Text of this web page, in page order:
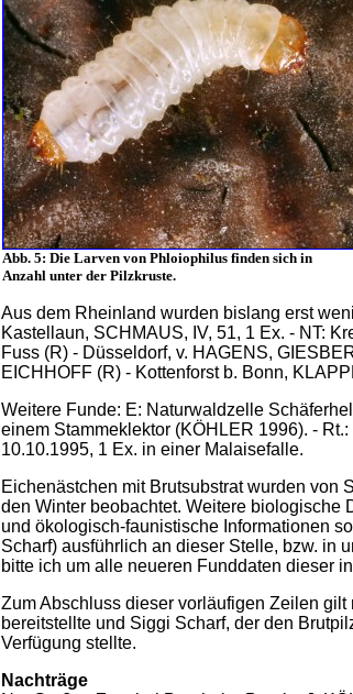
Abb. 5: Die Larven von Phloiophilus finden sich in
Anzahl unter der Pilzkruste.
Aus dem Rheinland wurden bislang erst
Kastellaun, SCHMAUS, IV, 51, 1 Ex. - NT:
Fuss (R) - Düsseldorf, v. HAGENS,
EICHHOFF (R) - Kottenforst b. Bonn,
Weitere Funde: E: Naturwaldzelle
einem Stammeklektor (KÖHLER 1996). -
10.10.1995, 1 Ex. in einer Malaisefalle.
Eichenästchen mit Brutsubstrat wurden von
den Winter beobachtet. Weitere biologische
und ökologisch-faunistische Informationen
Scharf) ausführlich an dieser Stelle, bzw. in
bitte ich um alle neueren Funddaten dieser
Zum Abschluss dieser vorläufigen Zeilen
bereitstellte und Siggi Scharf, der den
Verfügung stellte.
Nachträge